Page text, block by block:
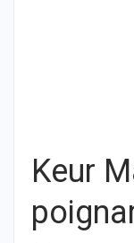
Keur